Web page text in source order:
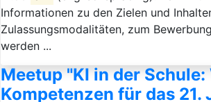
Informationen zu den Zielen und
Zulassungsmodalitäten, zum
werden ...
Meetup "KI in der
Kompetenzen für das